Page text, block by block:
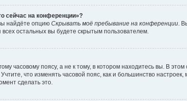
сейчас на конференции»?
найдёте опцию Скрывать моё пребывание на конференции .
остальных вы будете скрытым пользователем.
часовому поясу, а не к тому, в котором находитесь вы. В
что изменять часовой пояс, как и большинство настроек,
сделать это.